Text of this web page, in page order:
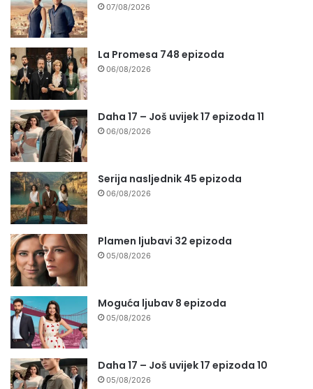
07/08/2026
La Promesa 748 epizoda
06/08/2026
Daha 17 – Još uvijek 17 epizoda 11
06/08/2026
Serija nasljednik 45 epizoda
06/08/2026
Plamen ljubavi 32 epizoda
05/08/2026
Moguća ljubav 8 epizoda
05/08/2026
Daha 17 – Još uvijek 17 epizoda 10
05/08/2026